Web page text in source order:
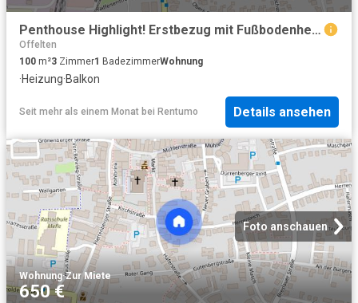
Penthouse Highlight! Erstbezug mit Fußbodenheizung & Video Gegensprechanlage
Offelten
100 m²3 Zimmer1 BadezimmerWohnung
·Heizung·Balkon
Seit mehr als einem Monat bei Rentumo Details ansehen
Foto anschauen
Wohnung·Zur Miete
650 €